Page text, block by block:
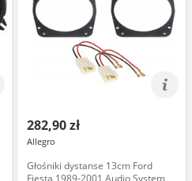
282,90 zł
Allegro
Głośniki dystanse 13cm Ford
Fiesta 1989-2001 Audio System